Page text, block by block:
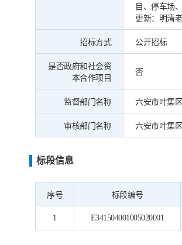
目、停车场
更新：明清
招标方式 公开招标
是否政府和社会资
本合作项目
否
监督部门名称 六安市叶集
审核部门名称 六安市叶集
标段信息
序号 标段编号
1 E341504001005020001